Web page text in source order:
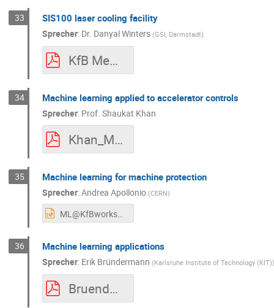
33 SIS100 laser cooling facility
Sprecher: Dr. Danyal Winters (GSI, Darmstadt)
KfB Meeting Sept 2020 - D_Winters.pdf
34 Machine learning applied to accelerator controls
Sprecher: Prof. Shaukat Khan
Khan_ML_Verbundforschungsworkshop_Sept2020.pdf
35 Machine learning for machine protection
Sprecher:Andrea Apollonio (CERN)
36 Machine learning applications
Sprecher: Erik Bründermann (Karlsruhe Institute of Technology (KIT))
Bruendermann_2020_KfB_PkT_KIT_Machine_Learning_App.pdf